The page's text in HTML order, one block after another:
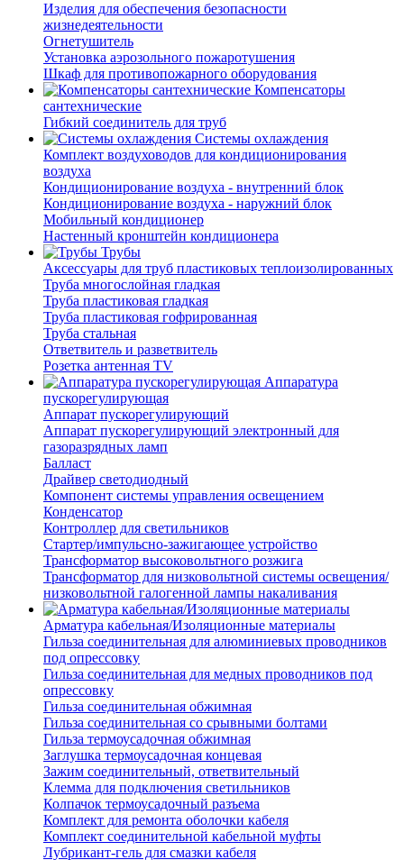
Изделия для обеспечения безопасности
жизнедеятельности
Огнетушитель
Установка аэрозольного пожаротушения
Шкаф для противопожарного оборудования
Компенсаторы
сантехнические
Гибкий соединитель для труб
Системы охлаждения
Комплект воздуховодов для кондиционирования
воздуха
Кондиционирование воздуха - внутренний блок
Кондиционирование воздуха - наружний блок
Мобильный кондиционер
Настенный кронштейн кондиционера
Трубы
Аксессуары для труб пластиковых теплоизолированных
Труба многослойная гладкая
Труба пластиковая гладкая
Труба пластиковая гофрированная
Труба стальная
Ответвитель и разветвитель
Розетка антенная TV
Аппаратура
пускорегулирующая
Аппарат пускорегулирующий
Аппарат пускорегулирующий электронный для
газоразрядных ламп
Балласт
Драйвер светодиодный
Компонент системы управления освещением
Конденсатор
Контроллер для светильников
Стартер/импульсно-зажигающее устройство
Трансформатор высоковольтного розжига
Трансформатор для низковольтной системы освещения/
низковольтной галогенной лампы накаливания
Арматура кабельная/Изоляционные материалы
Гильза соединительная для алюминиевых проводников
под опрессовку
Гильза соединительная для медных проводников под
опрессовку
Гильза соединительная обжимная
Гильза соединительная со срывными болтами
Гильза термоусадочная обжимная
Заглушка термоусадочная концевая
Зажим соединительный, ответвительный
Клемма для подключения светильников
Колпачок термоусадочный разъема
Комплект для ремонта оболочки кабеля
Комплект соединительной кабельной муфты
Лубрикант-гель для смазки кабеля